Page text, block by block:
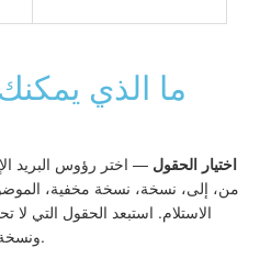
ما الذي
اختيار الحقول — اختر رؤوس البريد
من، إلى، نسخة، نسخة مخفية،
الاستلام. استبعد الحقول التي
ونسخة مخفية لأرشيف أنظف).